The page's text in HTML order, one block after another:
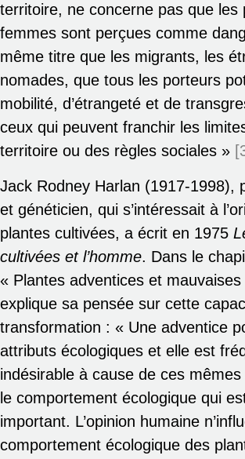
territoire, ne concerne pas que les
femmes sont perçues comme
même titre que les migrants, les
nomades, que tous les porteurs
mobilité, d’étrangeté et de
ceux qui peuvent franchir les
territoire ou des règles sociales »
Jack Rodney Harlan (1917-1998),
et généticien, qui s’intéressait à
plantes cultivées, a écrit en 1975
cultivées et l’homme. Dans le
« Plantes adventices et mauvaises
explique sa pensée sur cette
transformation : « Une adventice
attributs écologiques et elle est
indésirable à cause de ces mêmes
le comportement écologique qui
important. L’opinion humaine
comportement écologique des